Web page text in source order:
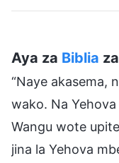
Aya za Biblia
“Naye akasema,
wako. Na
Wangu wote
jina la Yehova